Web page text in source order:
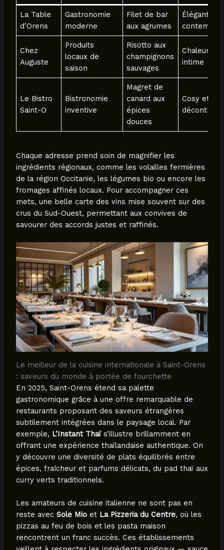
La Table
d’Orens
Gastronomie
moderne
Filet de bar
aux agrumes
Élégante et
Chez
Auguste
Produits
locaux de
saison
Risotto aux
champignons
sauvages
intime
Le Bistro
Saint-O
Bistronomie
inventive
Magret de
canard aux
épices
douces
Cosy et
Chaque adresse prend soin de magnifier les
ingrédients régionaux, comme les volailles fermières
de la région Occitanie, les légumes bio ou encore les
fromages affinés locaux. Pour accompagner ces
mets, une belle carte des vins mise souvent sur des
crus du Sud-Ouest, permettant aux convives de
savourer des accords justes et raffinés.
Le meilleur de la cuisine internationale à Saint-Orens
: saveurs du monde à portée de fourchette
En 2025, Saint-Orens étend sa palette
gastronomique grâce à une offre remarquable de
restaurants proposant des saveurs étrangères
subtilement intégrées dans le paysage local. Par
exemple, L’Instant Thaïs’illustre brillamment en
offrant une expérience thaïlandaise authentique. On
y découvre une diversité de plats équilibrés entre
épices, fraîcheur et parfums délicats, du pad thaï aux
curry verts traditionnels.
Les amateurs de cuisine italienne ne sont pas en
reste avec Sole Mioet La Pizzeria du Centre, où les
pizzas au feu de bois et les pasta maison
rencontrent un franc succès. Ces établissements